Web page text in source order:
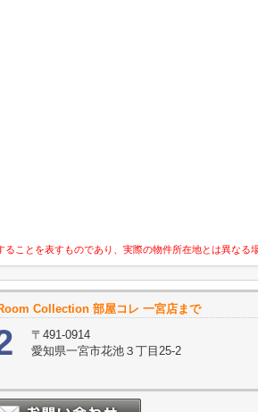
ことを表すものであり、実際の物件所在地とは異なる
Collection 部屋コレ 一宮店まで
〒491-0914
愛知県一宮市花池３丁目25-2